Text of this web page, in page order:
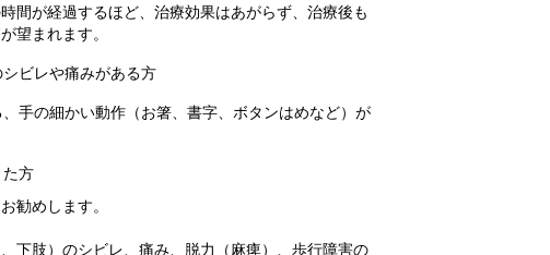
間が経過するほど、治療効果はあがらず、治療後も
望まれます。
ビレや痛みがある⽅
⼿の細かい動作（お箸、書字、ボタンはめなど）が
た⽅
勧めします。
下肢）のシビレ、痛み、脱⼒（⿇痺）、歩⾏障害の